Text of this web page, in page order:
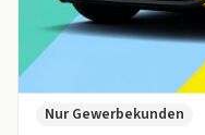
Nur Gewerbekunden